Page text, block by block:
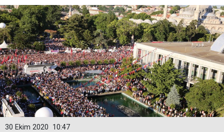
10:47
30 Ekim 2020